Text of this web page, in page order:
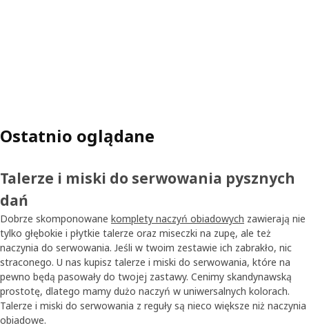
Ostatnio oglądane
Talerze i miski do serwowania pysznych
dań
Dobrze skomponowane komplety naczyń obiadowych zawierają nie
tylko głębokie i płytkie talerze oraz miseczki na zupę, ale też
naczynia do serwowania. Jeśli w twoim zestawie ich zabrakło, nic
straconego. U nas kupisz talerze i miski do serwowania, które na
pewno będą pasowały do twojej zastawy. Cenimy skandynawską
prostotę, dlatego mamy dużo naczyń w uniwersalnych kolorach.
Talerze i miski do serwowania z reguły są nieco większe niż naczynia
obiadowe.